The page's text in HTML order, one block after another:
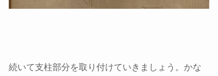
続いて支柱部分を取り付けていきましょう。かな